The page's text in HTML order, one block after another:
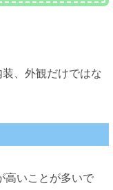
、外観だけではな
高いことが多いで